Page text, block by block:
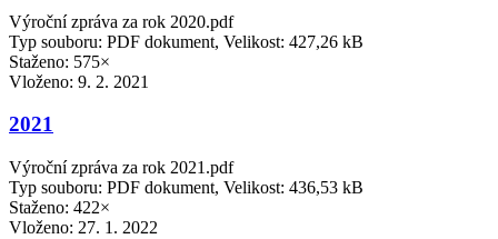
Výroční zpráva za rok 2020.pdf
Typ souboru: PDF dokument, Velikost: 427,26 kB
Staženo: 575×
Vloženo: 9. 2. 2021
2021
Výroční zpráva za rok 2021.pdf
Typ souboru: PDF dokument, Velikost: 436,53 kB
Staženo: 422×
Vloženo: 27. 1. 2022